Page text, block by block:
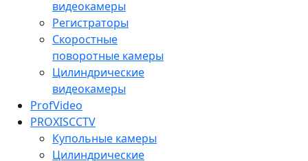
видеокамеры
Регистраторы
Скоростные
поворотные камеры
Цилиндрические
видеокамеры
ProfVideo
PROXISCCTV
Купольные камеры
Цилиндрические